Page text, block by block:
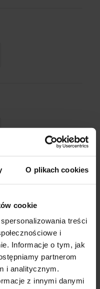
O plikach cookies
cookie
treści
i
Informacje o tym, jak
partnerom
i analitycznym.
z innymi danymi
zamówienie.
zwrotom.